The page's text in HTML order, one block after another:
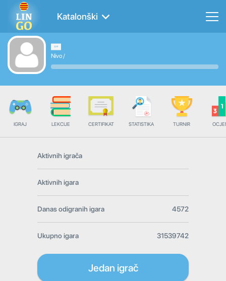
Katalonški
Nivo/
IGRAJ LEKCIJE CERTIFIKAT STATISTIKA TURNIR
Aktivnih igrača
Aktivnih igara
Danas odigranih igara 4572
Ukupno igara 31539742
Jedan igrač